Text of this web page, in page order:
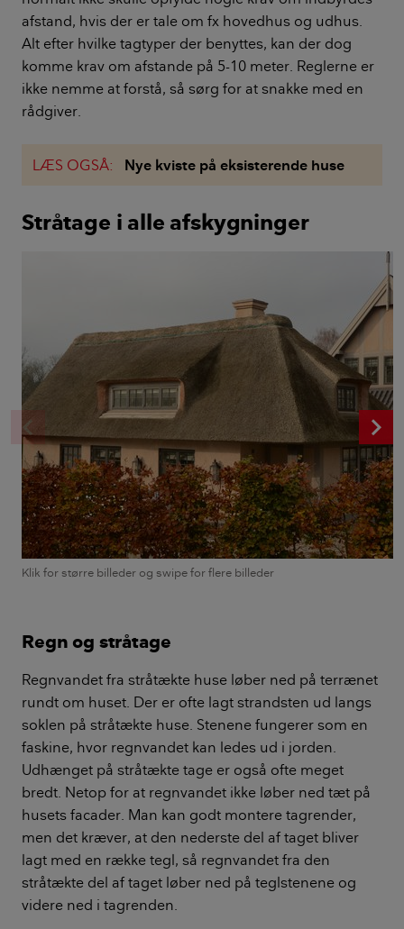
afstand, hvis der er tale om fx hovedhus og udhus.
Alt efter hvilke tagtyper der benyttes, kan der dog
komme krav om afstande på 5-10 meter. Reglerne er
ikke nemme at forstå, så sørg for at snakke med en
rådgiver.
LÆS OGSÅ: Nye kviste på eksisterende huse
Stråtage i alle afskygninger
chevron_left
Klik for større billeder og swipe for flere billeder
Regn og stråtage
Regnvandet fra stråtækte huse løber ned på terrænet
rundt om huset. Der er ofte lagt strandsten ud langs
soklen på stråtækte huse. Stenene fungerer som en
faskine, hvor regnvandet kan ledes ud i jorden.
Udhænget på stråtækte tage er også ofte meget
bredt. Netop for at regnvandet ikke løber ned tæt på
husets facader. Man kan godt montere tagrender,
men det kræver, at den nederste del af taget bliver
lagt med en række tegl, så regnvandet fra den
stråtækte del af taget løber ned på teglstenene og
videre ned i tagrenden.